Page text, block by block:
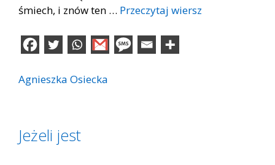
śmiech, i znów ten … Przeczytaj wiersz
Agnieszka Osiecka
Jeżeli jest